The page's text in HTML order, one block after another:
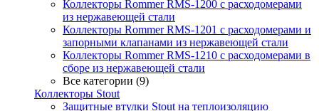
Коллекторы Rommer RMS-1200 с расходомерами
из нержавеющей стали
Коллекторы Rommer RMS-1201 с расходомерами и
запорными клапанами из нержавеющей стали
Коллекторы Rommer RMS-1210 с расходомерами в
сборе из нержавеющей стали
Все категории (9)
Коллекторы Stout
Защитные втулки Stout на теплоизоляцию